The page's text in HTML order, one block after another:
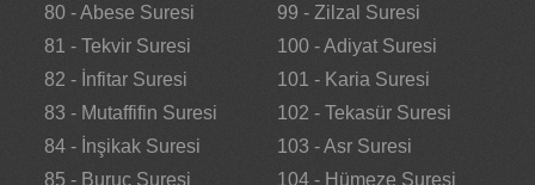
80 - Abese Suresi
81 - Tekvir Suresi
82 - İnfitar Suresi
83 - Mutaffifin Suresi
84 - İnşikak Suresi
85 - Buruc Suresi
99 - Zilzal Suresi
100 - Adiyat Suresi
101 - Karia Suresi
102 - Tekasür Suresi
103 - Asr Suresi
104 - Hümeze Suresi